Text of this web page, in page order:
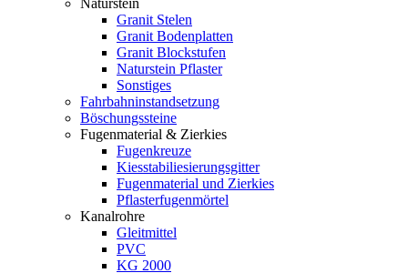
Naturstein
Granit Stelen
Granit Bodenplatten
Granit Blockstufen
Naturstein Pflaster
Sonstiges
Fahrbahninstandsetzung
Böschungssteine
Fugenmaterial & Zierkies
Fugenkreuze
Kiesstabiliesierungsgitter
Fugenmaterial und Zierkies
Pflasterfugenmörtel
Kanalrohre
Gleitmittel
PVC
KG 2000